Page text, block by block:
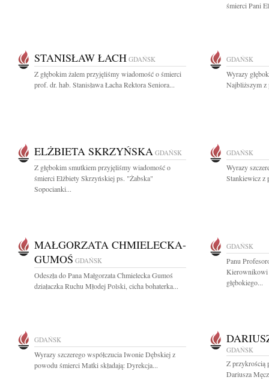
śmierci Pani
STANISŁAW ŁACH GDAŃSK
Z głębokim żalem przyjęliśmy wiadomość o śmierci
prof. dr. hab. Stanisława Łacha Rektora Seniora...
GDAŃSK
Wyrazy
Najbliższym z
ELŻBIETA SKRZYŃSKA GDAŃSK
Z głębokim smutkiem przyjęliśmy wiadomość o
śmierci Elżbiety Skrzyńskiej ps. "Żabska"
Sopocianki...
GDAŃSK
Wyrazy
Stankiewicz z
MAŁGORZATA CHMIELECKA-
GUMOŚ GDAŃSK
Odeszła do Pana Małgorzata Chmielecka Gumoś
działaczka Ruchu Młodej Polski, cicha bohaterka...
GDAŃSK
Panu
głębokiego...
GDAŃSK
Wyrazy szczerego współczucia Iwonie Dębskiej z
powodu śmierci Matki składają: Dyrekcja...
GDAŃSK
Z przykrością
Dariusza